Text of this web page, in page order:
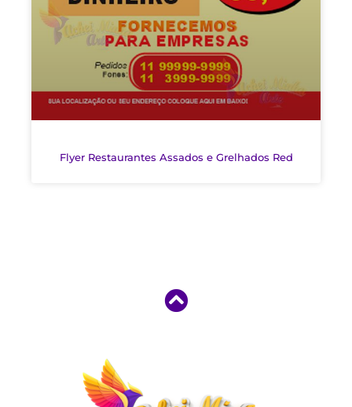
Flyer Restaurantes Assados e Grelhados Red